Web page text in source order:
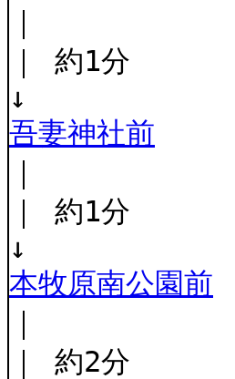
｜ 約1分
↓
吾妻神社前
｜ 約1分
↓
本牧原南公園前
｜ 約2分